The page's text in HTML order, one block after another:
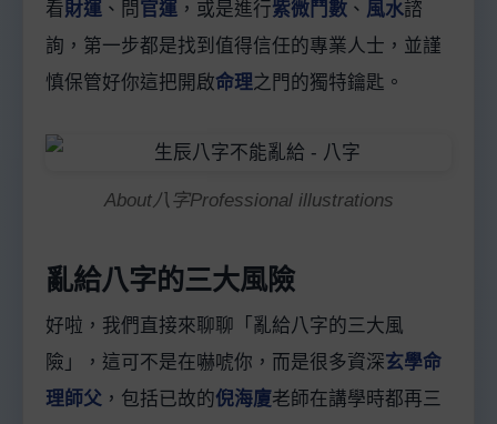
看財運 、問 官運 ，或是進行紫微鬥數 、 風水諮
詢，第一步都是找到值得信任的專業人士，並謹
慎保管好你這把開啟命理之門的獨特鑰匙。
About八字Professional illustrations
亂給八字的三大風險
好啦，我們直接來聊聊「亂給八字的三大風
險」，這可不是在嚇唬你，而是很多資深玄學命
理師父 ，包括已故的倪海廈老師在講學時都再三